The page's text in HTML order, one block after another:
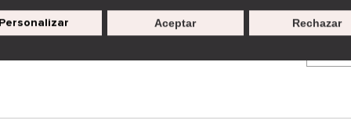
Personalizar Rechazar
Aceptar
provocar efectos adversos como irritación, inflamación o
provocar efectos adversos como irritación, inflamación o
Promociones exclusivas al